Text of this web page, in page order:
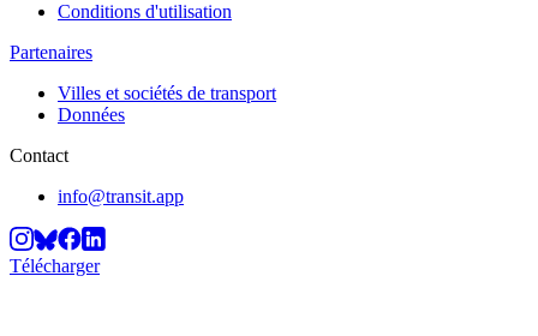
Conditions d'utilisation
Partenaires
Villes et sociétés de transport
Données
Contact
info@transit.app
Télécharger